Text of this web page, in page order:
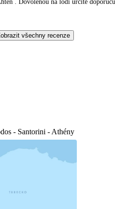
. Dovolenou na lodi určitě
všechny recenze
- Santorini - Athény